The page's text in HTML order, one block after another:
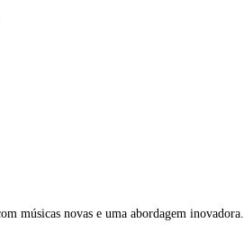
músicas novas e uma abordagem inovadora.